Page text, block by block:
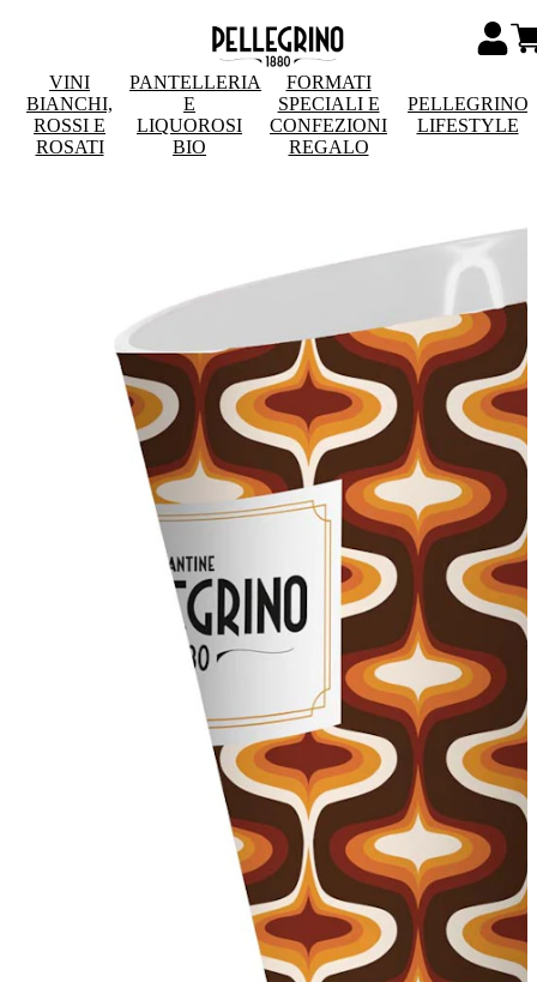
VINI
BIANCHI,
ROSSI E
ROSATI
PANTELLERIA
E
LIQUOROSI
BIO
FORMATI
SPECIALI E
CONFEZIONI
REGALO
PELLEGRINO
LIFESTYLE